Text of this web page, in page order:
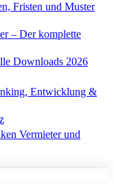
Fristen und Muster
– Der komplette
Downloads 2026
Entwicklung &
Vermieter und